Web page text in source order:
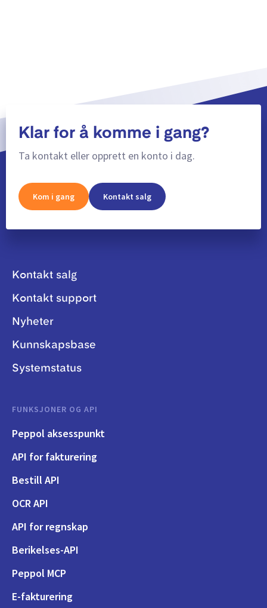
Klar for å komme i gang?
Ta kontakt eller opprett en konto i dag.
Kom i gang Kontakt salg
Kontakt salg
Kontakt support
Nyheter
Kunnskapsbase
Systemstatus
FUNKSJONER OG API
Peppol aksesspunkt
API for fakturering
Bestill API
OCR API
API for regnskap
Berikelses-API
Peppol MCP
E-fakturering